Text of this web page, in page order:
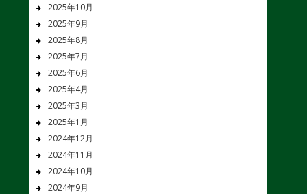
2025年10月
2025年9月
2025年8月
2025年7月
2025年6月
2025年4月
2025年3月
2025年1月
2024年12月
2024年11月
2024年10月
2024年9月